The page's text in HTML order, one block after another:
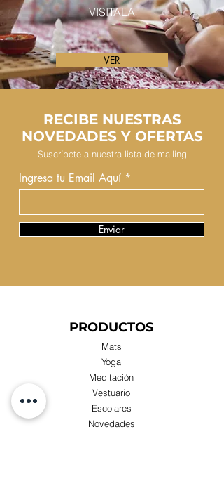
VISITALA
VER
RECIBE NUESTRAS
NOVEDADES Y OFERTAS
Suscríbete a nuestra lista de mailing
Ingresa tu Email Aquí
Enviar
PRODUCTOS
Mats
Yoga
Meditación
Vestuario
Escolares
Novedades